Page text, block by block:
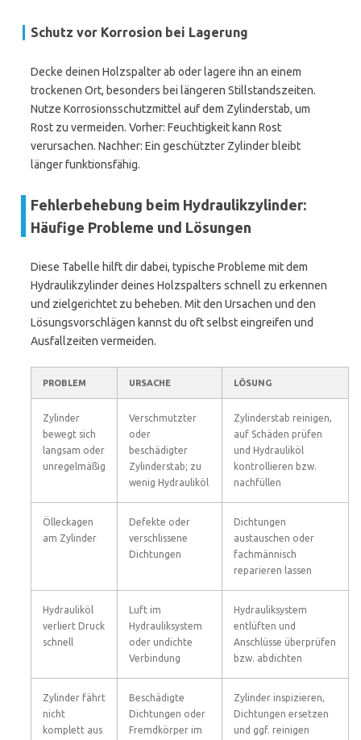
Schutz vor Korrosion bei Lagerung
Decke deinen Holzspalter ab oder lagere ihn an einem
trockenen Ort, besonders bei längeren Stillstandszeiten.
Nutze Korrosionsschutzmittel auf dem Zylinderstab, um
Rost zu vermeiden. Vorher: Feuchtigkeit kann Rost
verursachen. Nachher: Ein geschützter Zylinder bleibt
länger funktionsfähig.
Fehlerbehebung beim Hydraulikzylinder:
Häufige Probleme und Lösungen
Diese Tabelle hilft dir dabei, typische Probleme mit dem
Hydraulikzylinder deines Holzspalters schnell zu erkennen
und zielgerichtet zu beheben. Mit den Ursachen und den
Lösungsvorschlägen kannst du oft selbst eingreifen und
Ausfallzeiten vermeiden.
PROBLEM URSACHE LÖSUNG
Zylinder
bewegt sich
langsam oder
unregelmäßig
Verschmutzter
oder
beschädigter
Zylinderstab; zu
wenig Hydrauliköl
Zylinderstab reinigen,
auf Schäden prüfen
und Hydrauliköl
kontrollieren bzw.
nachfüllen
Ölleckagen
am Zylinder
Defekte oder
verschlissene
Dichtungen
Dichtungen
austauschen oder
fachmännisch
reparieren lassen
Hydrauliköl
verliert Druck
schnell
Luft im
Hydrauliksystem
oder undichte
Verbindung
Hydrauliksystem
entlüften und
Anschlüsse überprüfen
bzw. abdichten
Zylinder fährt
nicht
komplett aus
Beschädigte
Dichtungen oder
Fremdkörper im
Zylinder inspizieren,
Dichtungen ersetzen
und ggf. reinigen